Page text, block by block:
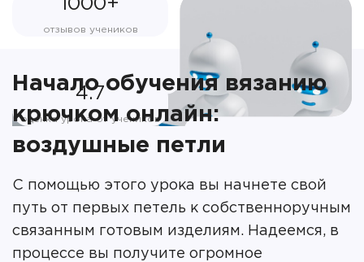
1000+
отзывов учеников
4.7
оценка урока от учеников
Начало обучения вязанию
крючком онлайн:
воздушные петли
С помощью этого урока вы начнете свой
путь от первых петель к собственноручным
связанным готовым изделиям. Надеемся, в
процессе вы получите огромное